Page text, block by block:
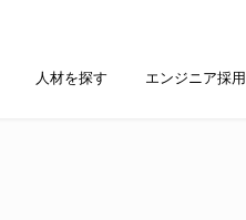
人材を探す エンジニア採用